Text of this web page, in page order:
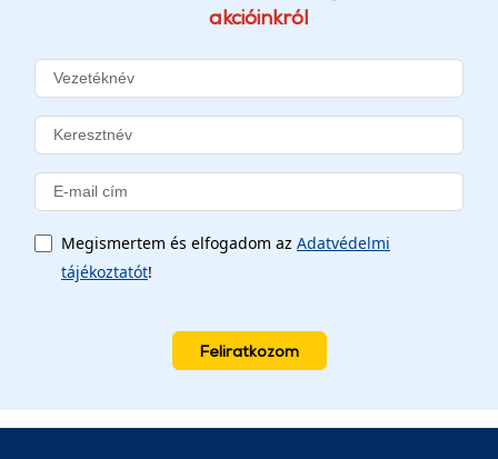
akcióinkról
Megismertem és elfogadom az Adatvédelmi
tájékoztatót!
Feliratkozom